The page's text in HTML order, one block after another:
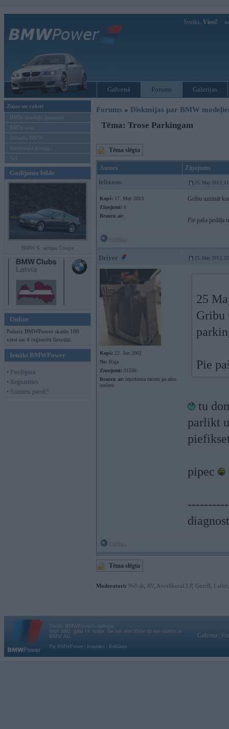
Sveiks, Viesi!
Galvenā Forums Galerijas
Ziņas un raksti
BMW modeļu jaunumi
BMW testi
Mēneša BMW
Sērijveida tūnings
Vel...
Gadījuma bilde
BMW 6. sērijas Coupe
Online
Pašreiz BMWPower skatās 180
viesi un 4 reģistrēti lietotāji.
Ienākt BMWPower
• Pieslēgties
• Reģistrēties
• Aizmirsi paroli?
Forums » Diskusijas par BMW
Tēma: Trose Parkingam
Tēma slēgta
Autors Ziņojums
felixons 25. May 2013,
Kopš: 17. May 2013
Ziņojumi: 6
Braucu ar:
Gribu uzzināt
Pie paša pedāļa
Driver 25. May 2013,
Kopš: 22. Jun 2002
No: Rīga
Ziņojumi: 31536
Braucu ar: iepirkuma ratiem pa alko
outletu
25
Gribu
Pie
tu
parlikt
pipec
Tēma slēgta
Moderatori: 968-jk AV AiwaShuraLLP, GirtzB Lafter
Vortāls BMWPower.lv darbojas
kopš 2002. gada 14. maija. Tas nav auto klubs un nav saistīts ar
BMW AG.
Par BMWPower
Kontakti Reklāma
Galvena